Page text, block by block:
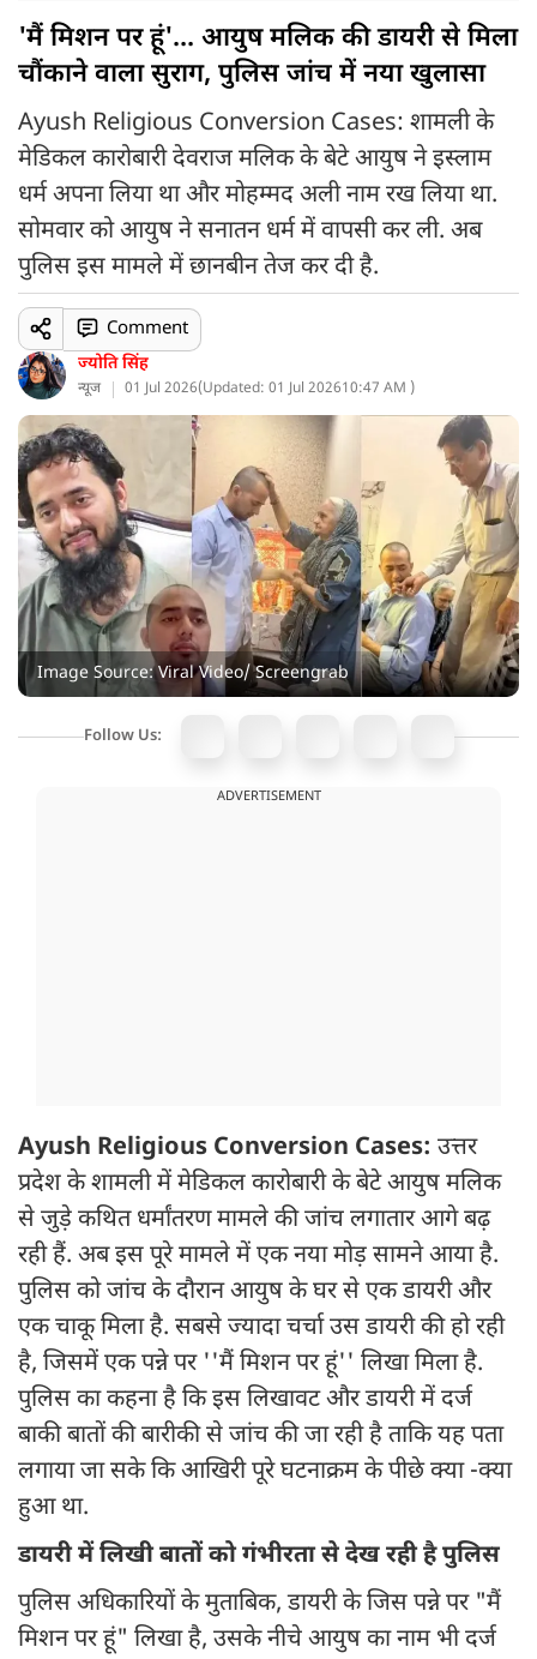
'मैं मिशन पर हूं'... आयुष मलिक की डायरी से मिला
चौंकाने वाला सुराग, पुलिस जांच में नया खुलासा
Ayush Religious Conversion Cases: शामली के
मेडिकल कारोबारी देवराज मलिक के बेटे आयुष ने इस्लाम
धर्म अपना लिया था और मोहम्मद अली नाम रख लिया था.
सोमवार को आयुष ने सनातन धर्म में वापसी कर ली. अब
पुलिस इस मामले में छानबीन तेज कर दी है.
ज्योति सिंह
न्यूज 01 Jul 2026(Updated: 01 Jul 202610:47 AM )
Comment
Image Source: Viral Video/ Screengrab
Follow Us:
ADVERTISEMENT
Ayush Religious Conversion Cases: उत्तर
प्रदेश के शामली में मेडिकल कारोबारी के बेटे आयुष मलिक
से जुड़े कथित धर्मांतरण मामले की जांच लगातार आगे बढ़
रही हैं. अब इस पूरे मामले में एक नया मोड़ सामने आया है.
पुलिस को जांच के दौरान आयुष के घर से एक डायरी और
एक चाकू मिला है. सबसे ज्यादा चर्चा उस डायरी की हो रही
है, जिसमें एक पन्ने पर ''मैं मिशन पर हूं'' लिखा मिला है.
पुलिस का कहना है कि इस लिखावट और डायरी में दर्ज
बाकी बातों की बारीकी से जांच की जा रही है ताकि यह पता
लगाया जा सके कि आखिरी पूरे घटनाक्रम के पीछे क्या -क्या
हुआ था.
डायरी में लिखी बातों को गंभीरता से देख रही है पुलिस
पुलिस अधिकारियों के मुताबिक, डायरी के जिस पन्ने पर "मैं
मिशन पर हूं" लिखा है, उसके नीचे आयुष का नाम भी दर्ज